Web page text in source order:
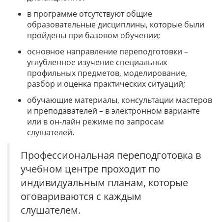
в программе отсутствуют общие
образовательные дисциплины, которые были
пройдены при базовом обучении;
основное направление переподготовки –
углубленное изучение специальных
профильных предметов, моделирование,
разбор и оценка практических ситуаций;
обучающие материалы, консультации мастеров
и преподавателей – в электронном варианте
или в он-лайн режиме по запросам
слушателей.
Профессиональная переподготовка в
учебном центре проходит по
индивидуальным планам, которые
оговариваются с каждым
слушателем.